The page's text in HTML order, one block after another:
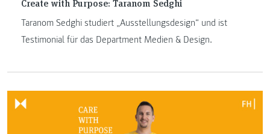
Create with Purpose: Taranom Sedghi
Taranom Sedghi studiert „Ausstellungsdesign“ und ist
Testimonial für das Department Medien & Design.